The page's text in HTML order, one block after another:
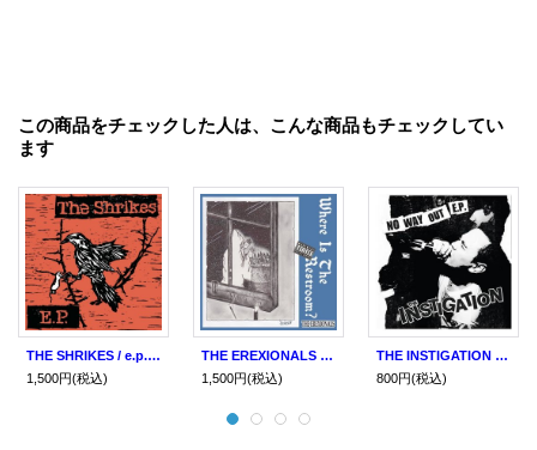
この商品をチェックした人は、こんな商品もチェックしてい
ます
THE SHRIKES / e.p. (7ep) Self
1,500円(税込)
THE EREXIONALS / Where is the rest room -オトイレカシテクダサイ- (cd) Self
1,500円(税込)
THE INSTIGATION / No way out (7ep) Self
800円(税込)